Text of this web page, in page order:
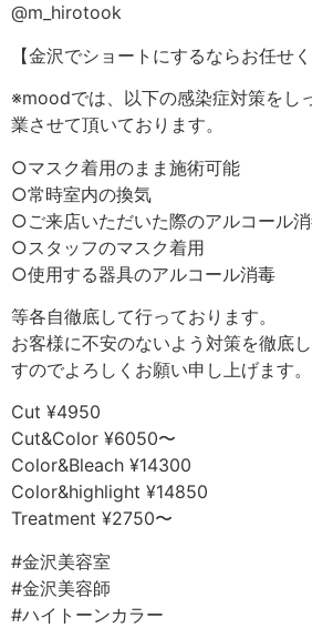
@m_hirotook
【金沢でショートにするならお任せ
※moodでは、以下の感染症対策をし
業させて頂いております。
○マスク着用のまま施術可能
○常時室内の換気
○ご来店いただいた際のアルコール
○スタッフのマスク着用
○使用する器具のアルコール消毒
等各自徹底して行っております。
お客様に不安のないよう対策を徹底
すのでよろしくお願い申し上げます。
Cut ¥4950
Cut&Color ¥6050〜
Color&Bleach ¥14300
Color&highlight ¥14850
Treatment ¥2750〜
#金沢美容室
#金沢美容師
#ハイトーンカラー